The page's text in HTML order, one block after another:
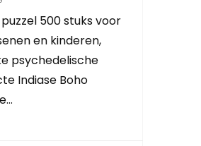
500 stuks voor
en kinderen,
psychedelische
Indiase Boho